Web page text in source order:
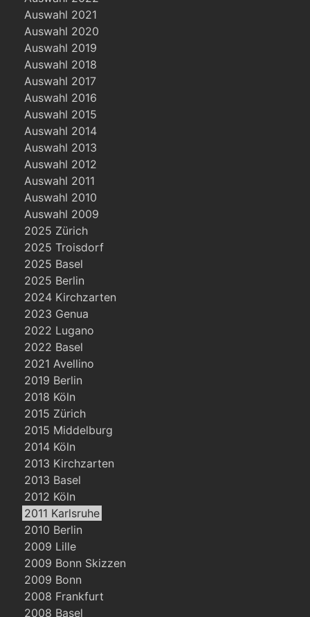
Auswahl 2021
Auswahl 2020
Auswahl 2019
Auswahl 2018
Auswahl 2017
Auswahl 2016
Auswahl 2015
Auswahl 2014
Auswahl 2013
Auswahl 2012
Auswahl 2011
Auswahl 2010
Auswahl 2009
2025 Zürich
2025 Troisdorf
2025 Basel
2025 Berlin
2024 Kirchzarten
2023 Genua
2022 Lugano
2022 Basel
2021 Avellino
2019 Berlin
2018 Köln
2015 Zürich
2015 Middelburg
2014 Köln
2013 Kirchzarten
2013 Basel
2012 Köln
2011 Karlsruhe
2010 Berlin
2009 Lille
2009 Bonn Skizzen
2009 Bonn
2008 Frankfurt
2008 Basel